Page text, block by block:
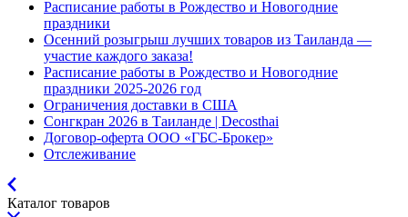
Расписание работы в Рождество и Новогодние
праздники
Осенний розыгрыш лучших товаров из Таиланда —
участие каждого заказа!
Расписание работы в Рождество и Новогодние
праздники 2025-2026 год
Ограничения доставки в США
Сонгкран 2026 в Таиланде | Decosthai
Договор-оферта ООО «ГБС-Брокер»
Отслеживание
Каталог товаров